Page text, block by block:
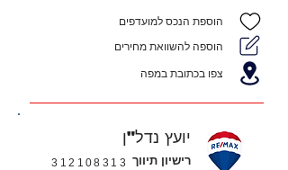
הוספת הנכס למועדפים
הוספה להשוואת מחירים
צפו בכתובת במפה
יועץ נדל"ן
312108313 רישיון תיווך